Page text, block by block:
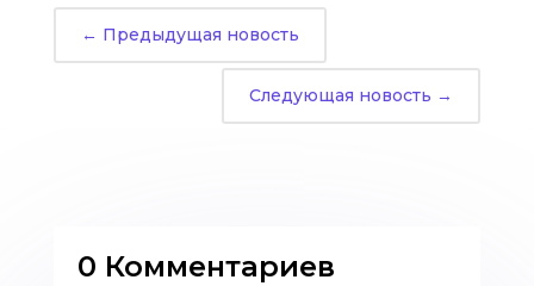
← Предыдущая новость
Следующая новость →
0 Комментариев